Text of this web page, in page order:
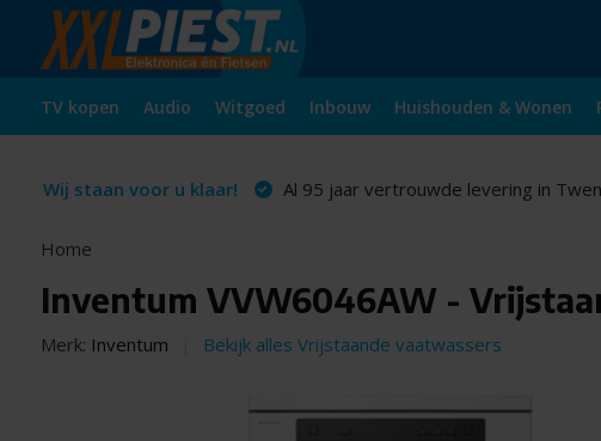
TV kopen Audio Witgoed Inbouw Huishouden & Wonen
Wij staan voor u klaar! Al 95 jaar vertrouwde levering in
Home
Inventum VVW6046AW -
Merk: Inventum Bekijk alles Vrijstaande vaatwassers